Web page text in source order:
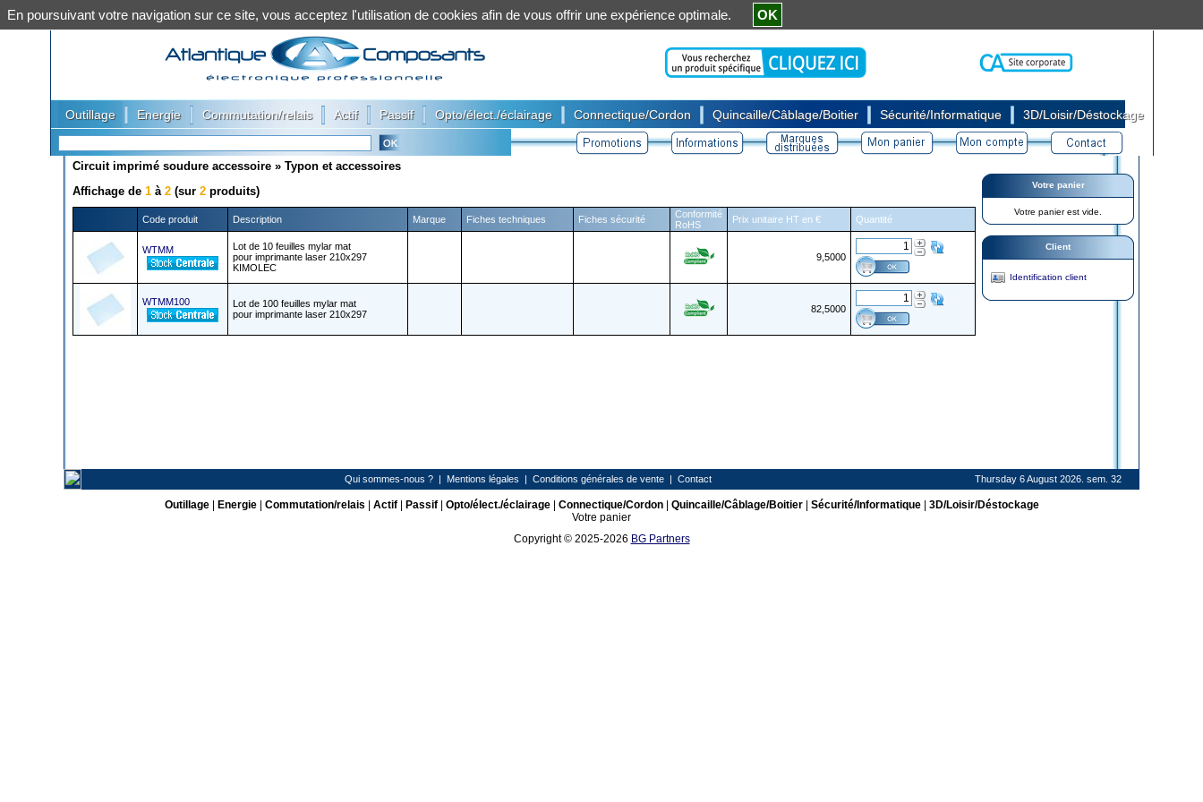
Outillage Energie Commutation/relais Actif Passif Opto/élect./éclairage Connectique/Cordon Quincaille/Câblage/Boitier Sécurité/Informatique 3D/Loisir/Déstockage
Circuit imprimé soudure accessoire » Typon et accessoires
Affichage de 1 à 2 (sur 2 produits)
Code produit Description Marque Fiches techniques Fiches sécurité
Conformité
RoHS
Prix unitaire HT en € Quantité
WTMM
Lot de 10 feuilles mylar mat
pour imprimante laser 210x297
KIMOLEC
9,5000
WTMM100
Lot de 100 feuilles mylar mat
pour imprimante laser 210x297
82,5000
Votre panier
Votre panier est vide.
Client
Identification client
Qui sommes-nous ? | Mentions légales | Conditions générales de vente | Contact Thursday 6 August 2026. sem. 32
Outillage| Energie| Commutation/relais Actif| Passif| Opto/élect./éclairage| Connectique/Cordon| Quincaille/Câblage/Boitier| Sécurité/Informatique| 3D/Loisir/Déstockage
Votre panier
Copyright © 2025-2026 BG Partners
En poursuivant votre navigation sur ce site, vous acceptez l'utilisation de cookies afin de vous offrir une expérience optimale. OK